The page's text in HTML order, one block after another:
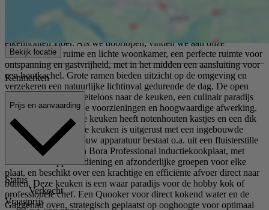
hal met meterkast, bijkeuken/wasruimte, apart toilet met fonteintje en
een glazen deur met toegang naar het woongedeelte. Deze ruimte
heeft zoals de woonkamer en de keuken een extra dikke
eikenhouten vloer. Als we doorlopen, vinden we aan onze
rechterhand de ruime en lichte woonkamer, een perfecte ruimte voor
ontspanning en gastvrijheid, met in het midden een aansluiting voor
een houtkachel. Grote ramen bieden uitzicht op de omgeving en
verzekeren een natuurlijke lichtinval gedurende de dag. De open
indeling leidt ons moeiteloos naar de keuken, een culinair paradijs
voorzien van moderne voorzieningen en hoogwaardige afwerking.
De op maat gemaakte keuken heeft notenhouten kastjes en een dik
terrazzo werkblad. De keuken is uitgerust met een ingebouwde
koffiecorner. De inbouw apparatuur bestaat o.a. uit een fluisterstille
Asko vaatwasser, een Bora Professional inductiekookplaat, met
intuïtieve knoppenbediening en afzonderlijke groepen voor elke
plaat, en beschikt over een krachtige en efficiënte afvoer direct naar
buiten. Deze keuken is een waar paradijs voor de hobby kok of
professionele chef. Een Quooker voor direct kokend water en de
Gaggenau oven, strategisch geplaatst op ooghoogte voor optimaal
Bekijk locatie
Kenmerken
Prijs en aanvaarding
Status
Verkocht
Vraagprijs